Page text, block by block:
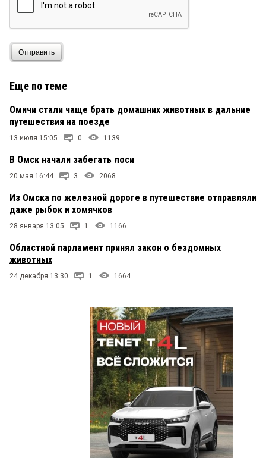
Отправить
Еще по теме
Омичи стали чаще брать домашних животных в дальние
путешествия на поезде
13 июля 15:05 0 1139
В Омск начали забегать лоси
20 мая 16:44 3 2068
Из Омска по железной дороге в путешествие отправляли
даже рыбок и хомячков
28 января 13:05 1 1166
Областной парламент принял закон о бездомных
животных
24 декабря 13:30 1 1664